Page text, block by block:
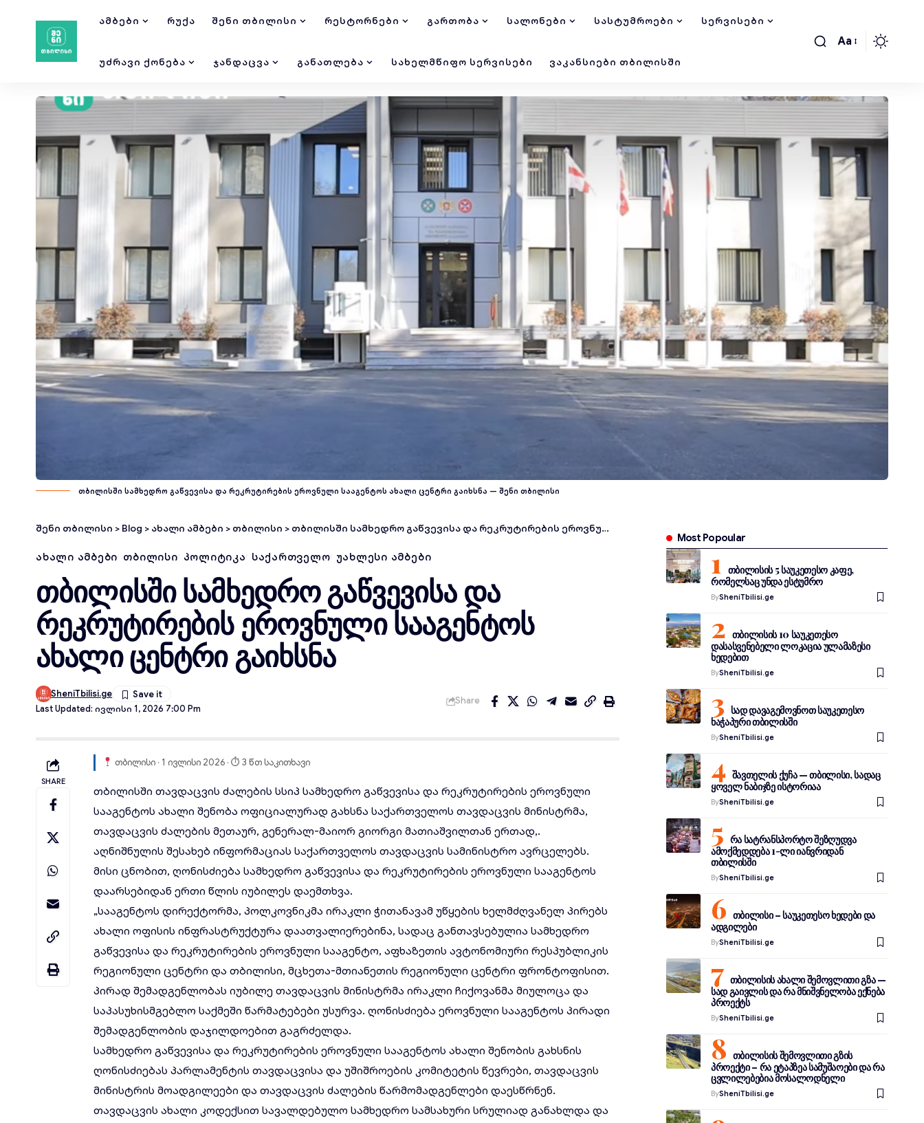
ᲐᲛᲑᲔᲑᲘ ᲠᲣᲥᲐ ᲨᲔᲜᲘ ᲗᲑᲘᲚᲘᲡᲘ ᲠᲔᲡᲢᲝᲠᲜᲔᲑᲘ ᲒᲐᲠᲗᲝᲑᲐ ᲡᲐᲚᲝᲜᲔᲑᲘ ᲡᲐᲡᲢᲣᲛᲠᲝᲔᲑᲘ ᲡᲔᲠᲕᲘᲡᲔᲑᲘ
ᲣᲫᲠᲐᲕᲘ ᲥᲝᲜᲔᲑᲐ ᲯᲐᲜᲓᲐᲪᲕᲐ ᲒᲐᲜᲐᲗᲚᲔᲑᲐ ᲡᲐᲮᲔᲚᲛᲬᲘᲤᲝ ᲡᲔᲠᲕᲘᲡᲔᲑᲘ ᲕᲐᲙᲐᲜᲡᲘᲔᲑᲘ ᲗᲑᲘᲚᲘᲡᲨᲘ
Aa
თბილისში სამხედრო გაწვევისა და რეკრუტირების ეროვნული სააგენტოს ახალი ცენტრი გაიხსნა — შენი თბილისი
შენი თბილისი > Blog > ახალი ამბები > თბილისი > თბილისში სამხედრო გაწვევისა და რეკრუტირების ეროვნული სააგენტოს ახალი ცენტრი გაიხსნა
ᲐᲮᲐᲚᲘ ᲐᲛᲑᲔᲑᲘ ᲗᲑᲘᲚᲘᲡᲘ ᲞᲝᲚᲘᲢᲘᲙᲐ ᲡᲐᲥᲐᲠᲗᲕᲔᲚᲝ ᲣᲐᲮᲚᲔᲡᲘ ᲐᲛᲑᲔᲑᲘ
თბილისში სამხედრო გაწვევისა და
რეკრუტირების ეროვნული სააგენტოს
ახალი ცენტრი გაიხსნა
Last Updated: Ივლისი 1, 2026 7:00 Pm
SheniTbilisi.ge
Share
SHARE
თბილისი · 1 ივლისი 2026 · ⏱ 3 წთ საკითხავი
თბილისში თავდაცვის ძალების სსიპ სამხედრო გაწვევისა და რეკრუტირების ეროვნული
სააგენტოსახალი შენობა ოფიციალურად გახსნა საქართველოს თავდაცვის მინისტრმა,
თავდაცვის ძალების მეთაურ, გენერალ-მაიორ გიორგი მათიაშვილთან ერთად,.
აღნიშნულის შესახებ ინფორმაციას საქართველოს თავდაცვის სამინისტრო ავრცელებს.
მისი ცნობით, ღონისძიება სამხედრო გაწვევისა და რეკრუტირების ეროვნული სააგენტოს
დაარსებიდან ერთი წლის იუბილეს დაემთხვა.
„სააგენტოს დირექტორმა, პოლკოვნიკმა ირაკლი ჭითანავამ უწყების ხელმძღვანელ პირებს
ახალი ოფისის ინფრასტრუქტურა დაათვალიერებინა, სადაც განთავსებულია სამხედრო
გაწვევისა და რეკრუტირების ეროვნული სააგენტო, აფხაზეთის ავტონომიური რესპუბლიკის
რეგიონული ცენტრი და თბილისი, მცხეთა-მთიანეთის რეგიონული ცენტრი ფრონტოფისით.
პირად შემადგენლობას იუბილე თავდაცვის მინისტრმა ირაკლი ჩიქოვანმა მიულოცა და
საპასუხისმგებლო საქმეში წარმატებები უსურვა. ღონისძიება ეროვნული სააგენტოს პირადი
შემადგენლობის დაჯილდოებით გაგრძელდა.
სამხედრო გაწვევისა და რეკრუტირების ეროვნული სააგენტოს ახალი შენობის გახსნის
ღონისძიებას პარლამენტის თავდაცვისა და უშიშროების კომიტეტის წევრები, თავდაცვის
მინისტრის მოადგილეები და თავდაცვის ძალების წარმომადგენლები დაესწრნენ.
თავდაცვის ახალი კოდექსით სავალდებულო სამხედრო სამსახური სრულიად განახლდა და
Most Popoular
თბილისის 5 საუკეთესო კაფე,
რომელსაც უნდა ესტუმრო
BySheniTbilisi.ge
თბილისის 10 საუკეთესო
დასასვენებელი ლოკაცია ულამაზესი
ხედებით
BySheniTbilisi.ge
სად დავაგემოვნოთ საუკეთესო
ხაჭაპური თბილისში
BySheniTbilisi.ge
შავთელის ქუჩა — თბილისი, სადაც
ყოველ ნაბიჯზე ისტორიაა
BySheniTbilisi.ge
რა სატრანსპორტო შეზღუდვა
ამოქმედდება 1-ლი იანვრიდან
თბილისში
BySheniTbilisi.ge
თბილისი – საუკეთესო ხედები და
ადგილები
BySheniTbilisi.ge
თბილისის ახალი შემოვლითი გზა —
სად გაივლის და რა მნიშვნელობა ექნება
პროექტს
BySheniTbilisi.ge
თბილისის შემოვლითი გზის
პროექტი – რა ეტაპზეა სამუშაოები და რა
ცვლილებებია მოსალოდნელი
BySheniTbilisi.ge